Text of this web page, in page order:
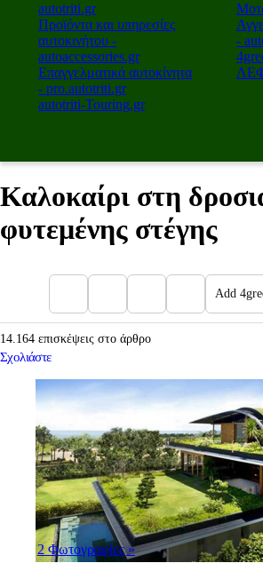
autotriti.gr
Προϊόντα και υπηρεσίες
αυτοκινήτου -
autoaccessories.gr
Επαγγελματικά αυτοκίνητα
- pro.autotriti.gr
autotriti-Touring.gr
-
Καλοκαίρι στη
φυτεμένης στέγης
Add
14.164 επισκέψεις στο άρθρο
Σχολιάστε
2 Φωτογραφίες»